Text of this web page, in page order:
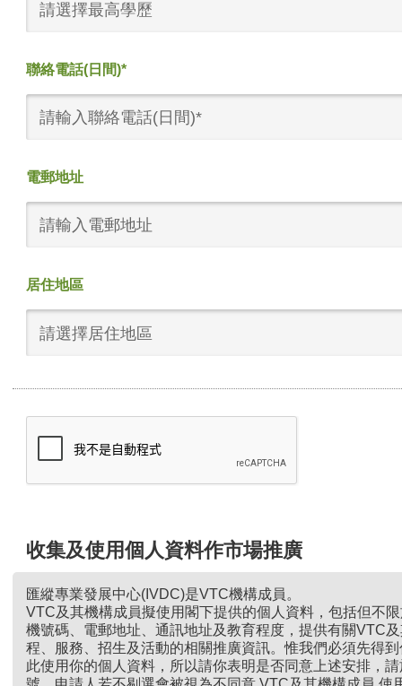
請選擇最高學歷
聯絡電話(日間)*
電郵地址
居住地區
請選擇居住地區
收集及使用個人資料作市場推廣
匯縱專業發展中心(IVDC)是VTC機構成員。
VTC及其機構成員擬使用閣下提供的個人資料，包括但不
機號碼、電郵地址、通訊地址及教育程度，提供有關VTC
程、服務、招生及活動的相關推廣資訊。惟我們必須先得
此使用你的個人資料，所以請你表明是否同意上述安排，